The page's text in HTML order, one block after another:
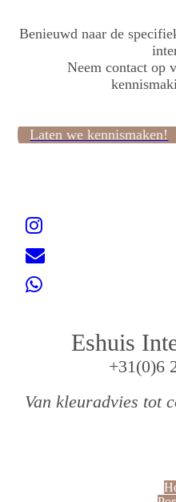
Benieuwd naar de
Neem contact op
Laten we kennismaken!
Eshuis
+31(0)6
Van kleuradvies tot